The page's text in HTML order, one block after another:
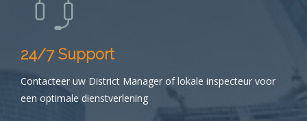
24/7 Support
Contacteer uw District Manager of lokale inspecteur voor
een optimale dienstverlening